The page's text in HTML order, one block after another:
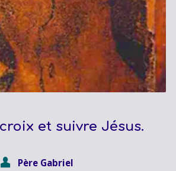
et suivre Jésus.
Père Gabriel